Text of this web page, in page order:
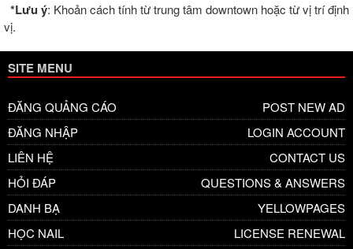
*Lưu ý: Khoản cách tính từ trung tâm downtown hoặc từ vị trí định
vị.
SITE MENU
ĐĂNG QUẢNG CÁO
POST NEW AD
ĐĂNG NHẬP
LOGIN ACCOUNT
LIÊN HỆ
CONTACT US
HỎI ĐÁP
QUESTIONS & ANSWERS
DANH BẠ
YELLOWPAGES
HỌC NAIL
LICENSE RENEWAL